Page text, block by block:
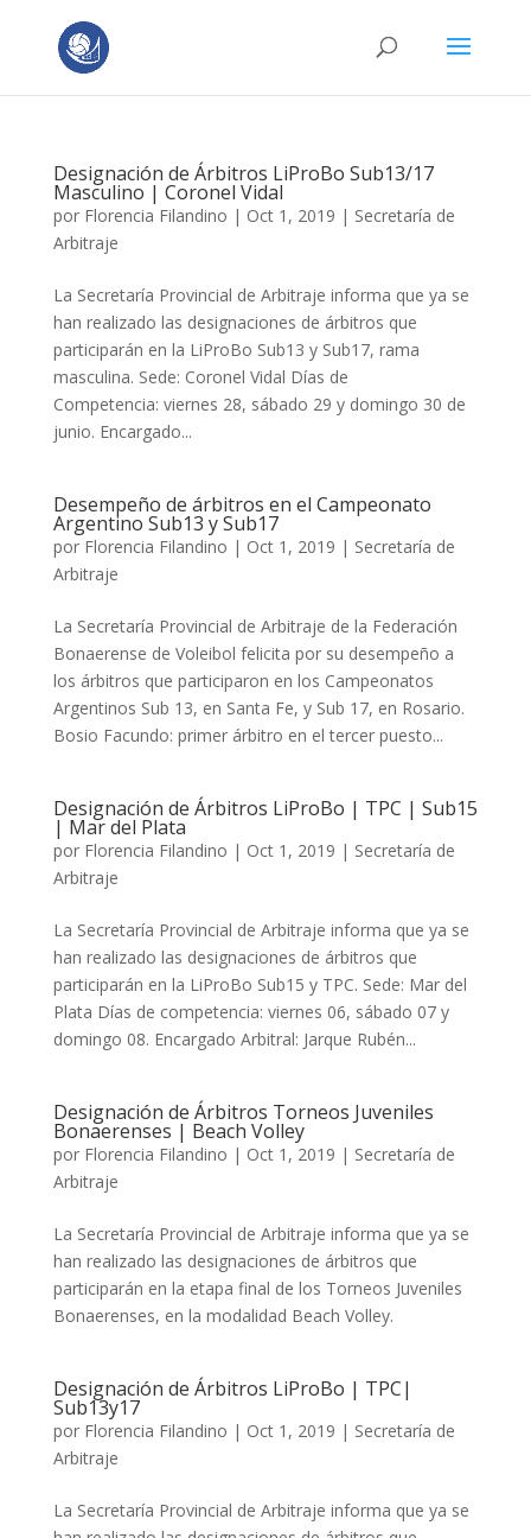
Designación de Árbitros LiProBo Sub13/17
Masculino | Coronel Vidal
por Florencia Filandino | Oct 1, 2019 | Secretaría de
Arbitraje
La Secretaría Provincial de Arbitraje informa que ya se
han realizado las designaciones de árbitros que
participarán en la LiProBo Sub13 y Sub17, rama
masculina. Sede: Coronel Vidal Días de
Competencia: viernes 28, sábado 29 y domingo 30 de
junio. Encargado...
Desempeño de árbitros en el Campeonato
Argentino Sub13 y Sub17
por Florencia Filandino | Oct 1, 2019 | Secretaría de
Arbitraje
La Secretaría Provincial de Arbitraje de la Federación
Bonaerense de Voleibol felicita por su desempeño a
los árbitros que participaron en los Campeonatos
Argentinos Sub 13, en Santa Fe, y Sub 17, en Rosario.
Bosio Facundo: primer árbitro en el tercer puesto...
Designación de Árbitros LiProBo | TPC | Sub15
| Mar del Plata
por Florencia Filandino | Oct 1, 2019 | Secretaría de
Arbitraje
La Secretaría Provincial de Arbitraje informa que ya se
han realizado las designaciones de árbitros que
participarán en la LiProBo Sub15 y TPC. Sede: Mar del
Plata Días de competencia: viernes 06, sábado 07 y
domingo 08. Encargado Arbitral: Jarque Rubén...
Designación de Árbitros Torneos Juveniles
Bonaerenses | Beach Volley
por Florencia Filandino | Oct 1, 2019 | Secretaría de
Arbitraje
La Secretaría Provincial de Arbitraje informa que ya se
han realizado las designaciones de árbitros que
participarán en la etapa final de los Torneos Juveniles
Bonaerenses, en la modalidad Beach Volley.
Designación de Árbitros LiProBo | TPC|
Sub13y17
por Florencia Filandino | Oct 1, 2019 | Secretaría de
Arbitraje
La Secretaría Provincial de Arbitraje informa que ya se